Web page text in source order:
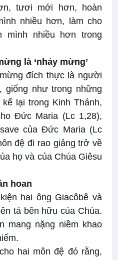
tươi mới hơn, hoàn
nhiều hơn, làm cho
mình nhiều hơn trong
là ‘nhảy mừng’
đích thực là người
giống như trong những
lại trong Kinh Thánh,
Đức Maria (Lc 1,28),
của Đức Maria (Lc
đệ đi rao giảng trở về
họ và của Chúa Giêsu
hoan
hai ông Giacôbê và
tả bên hữu của Chúa.
mang nặng niềm khao
hai môn đệ đó rằng,